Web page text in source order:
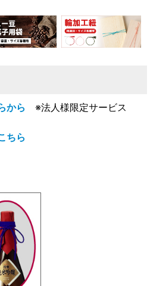
から ※法人様限定サービス
ちら